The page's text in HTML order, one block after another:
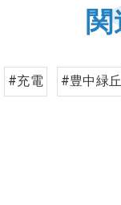
#充電 #豊中緑丘